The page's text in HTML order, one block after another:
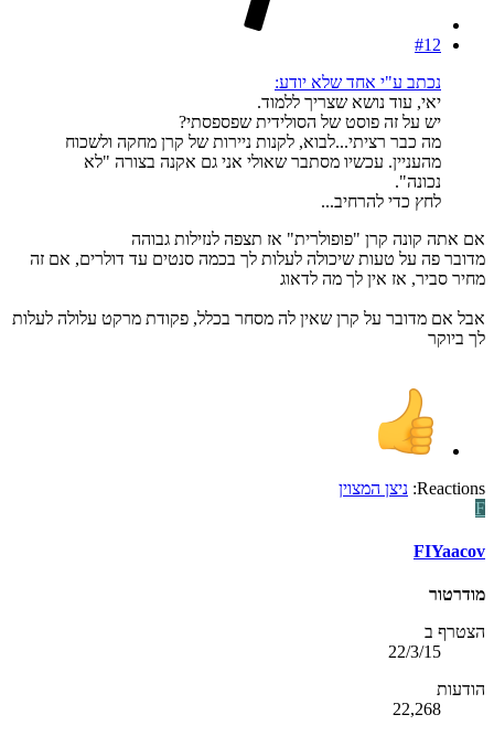
#12
נכתב ע"י אחד שלא יודע:
יאי, עוד נושא שצריך ללמוד.
יש על זה פוסט של הסולידית שפספסתי?
מה כבר רציתי...לבוא, לקנות ניירות של קרן מחקה ולשכוח
מהעניין. עכשיו מסתבר שאולי אני גם אקנה בצורה "לא
נכונה".
לחץ כדי להרחיב...
אם אתה קונה קרן "פופולרית" אז תצפה לנזילות גבוהה
מדובר פה על טעות שיכולה לעלות לך בכמה סנטים עד דולרים, אם זה
מחיר סביר, אז אין לך מה לדאוג
אבל אם מדובר על קרן שאין לה מסחר בכלל, פקודת מרקט עלולה לעלות
לך ביוקר
Reactions: ניצן המצוין
F
FIYaacov
מודרטור
הצטרף ב
22/3/15
הודעות
22,268